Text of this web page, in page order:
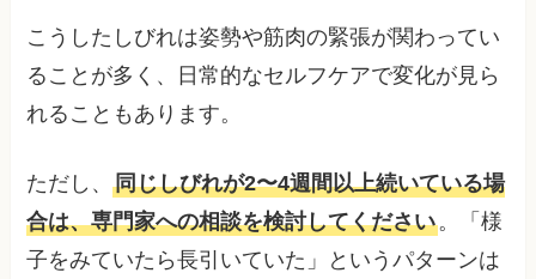
こうしたしびれは姿勢や筋肉の緊張が関わってい
ることが多く、日常的なセルフケアで変化が見ら
れることもあります。
ただし、同じしびれが2〜4週間以上続いている場
合は、専門家への相談を検討してください。「様
子をみていたら長引いていた」というパターンは